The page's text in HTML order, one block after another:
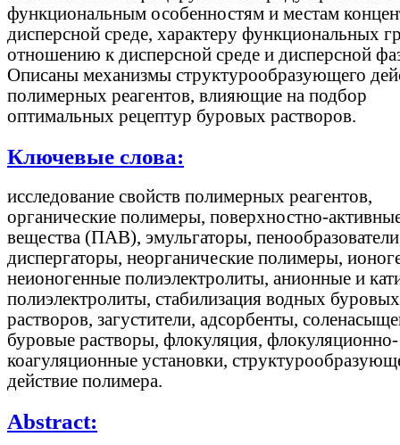
функциональным особенностям и местам
дисперсной среде, характеру функциональных
отношению к дисперсной среде и дисперсной
Описаны механизмы структурообразующего
полимерных реагентов, влияющие на подбор
оптимальных рецептур буровых растворов.
Ключевые слова:
исследование свойств полимерных реагентов,
органические полимеры, поверхностно-
вещества (ПАВ), эмульгаторы,
диспергаторы, неорганические полимеры,
неионогенные полиэлектролиты, анионные и
полиэлектролиты, стабилизация водных буровых
растворов, загустители, адсорбенты,
буровые растворы, флокуляция, флокуляционно-
коагуляционные установки,
действие полимера.
Abstract: